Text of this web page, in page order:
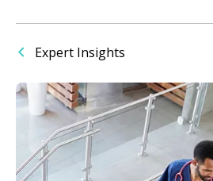
Expert Insights
Imagen